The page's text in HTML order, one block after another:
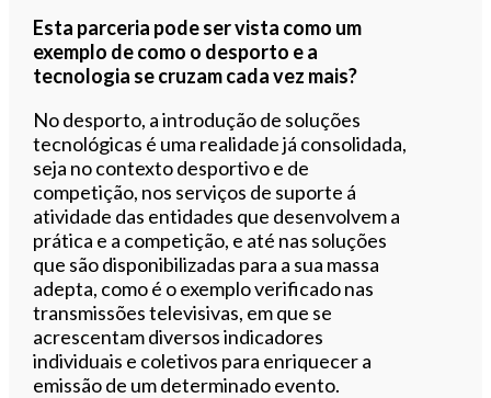
Esta parceria pode ser vista como um
exemplo de como o desporto e a
tecnologia se cruzam cada vez mais?
No desporto, a introdução de soluções
tecnológicas é uma realidade já consolidada,
seja no contexto desportivo e de
competição, nos serviços de suporte á
atividade das entidades que desenvolvem a
prática e a competição, e até nas soluções
que são disponibilizadas para a sua massa
adepta, como é o exemplo verificado nas
transmissões televisivas, em que se
acrescentam diversos indicadores
individuais e coletivos para enriquecer a
emissão de um determinado evento.